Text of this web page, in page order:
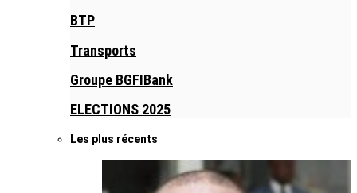
BTP
Transports
Groupe BGFIBank
ELECTIONS 2025
Les plus récents